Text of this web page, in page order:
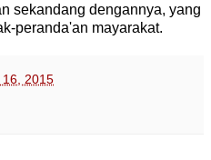
sekandang dengannya, yang
peranda'an mayarakat.
16, 2015